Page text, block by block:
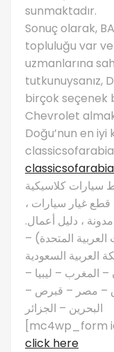
sunmaktadır.
Sonuç olarak,
topluluğu var
uzmanlarına
tutkunuysanız,
birçok seçenek
Chevrolet
Doğu’nun en
سيارات كلاسيكية
قطع غيار سيارات ،
، دليل أعمال.
العربية المتحدة) –
العربية السعودية
– ليبيا –
– مصر – قبرص –
البحرين – الجزائر
[mc4wp_form
click here